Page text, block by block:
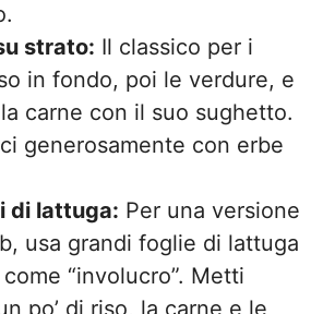
strato: Il classico per i
in fondo, poi le verdure, e
carne con il suo sughetto.
generosamente con erbe
di lattuga: Per una versione
usa grandi foglie di lattuga
“involucro”. Metti
po’ di riso, la carne e le